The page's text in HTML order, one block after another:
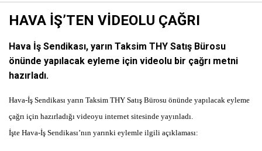
HAVA İŞ’TEN VİDEOLU ÇAĞRI
Hava İş Sendikası, yarın Taksim THY Satış Bürosu
önünde yapılacak eyleme için videolu bir çağrı metni
hazırladı.
Hava-İş Sendikası yarın Taksim THY Satış Bürosu önünde yapılacak eyleme
çağrı için hazırladığı videoyu internet sitesinde yayınladı.
İşte Hava-İş Sendikası’nın yarınki eylemle ilgili açıklaması: